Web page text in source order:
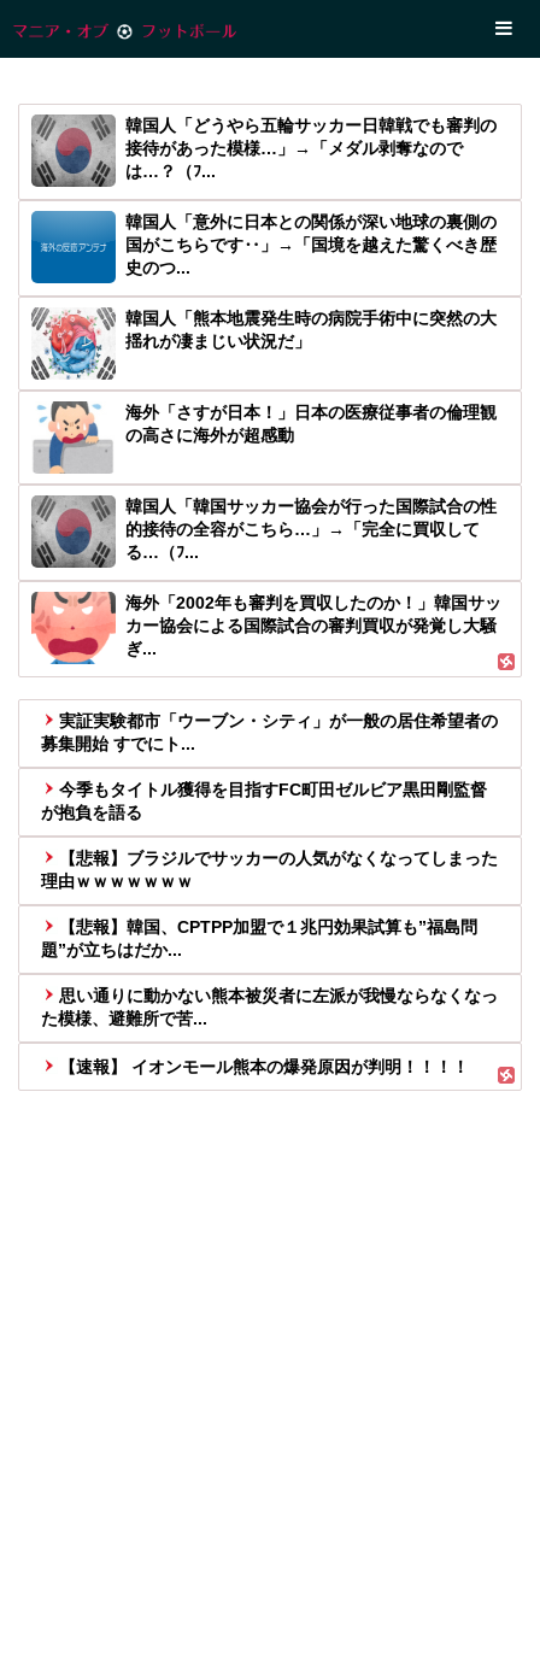
韓国人「どうやら五輪サッカー日韓戦でも審判の
接待があった模様…」→「メダル剥奪なので
は…？（ﾌ...
韓国人「意外に日本との関係が深い地球の裏側の
国がこちらです‥」→「国境を越えた驚くべき歴
史のつ...
韓国人「熊本地震発生時の病院手術中に突然の大
揺れが凄まじい状況だ」
海外「さすが日本！」日本の医療従事者の倫理観
の高さに海外が超感動
韓国人「韓国サッカー協会が行った国際試合の性
的接待の全容がこちら…」→「完全に買収して
る…（ﾌ...
海外「2002年も審判を買収したのか！」韓国サッ
カー協会による国際試合の審判買収が発覚し大騒
ぎ...
実証実験都市「ウーブン・シティ」が一般の居住希望者の
募集開始 すでにト...
今季もタイトル獲得を目指すFC町田ゼルビア黒田剛監督
が抱負を語る
【悲報】ブラジルでサッカーの人気がなくなってしまった
理由ｗｗｗｗｗｗｗ
【悲報】韓国、CPTPP加盟で１兆円効果試算も”福島問
題”が立ちはだか...
思い通りに動かない熊本被災者に左派が我慢ならなくなっ
た模様、避難所で苦...
【速報】 イオンモール熊本の爆発原因が判明！！！！